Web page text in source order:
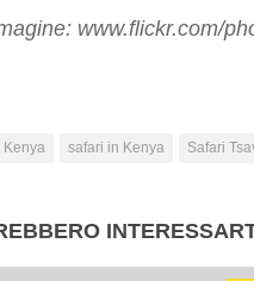
www.flickr.com/
Kenya safari in Kenya Safari